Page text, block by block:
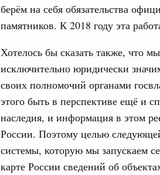
берём на себя обязательства
памятников. К 2018 году эта
Хотелось бы сказать также, что
исключительно юридически
своих полномочий органами
этого быть в перспективе ещё и
наследия, и информация в этом
России. Поэтому целью
системы, которую мы запускаем
карте России сведений об